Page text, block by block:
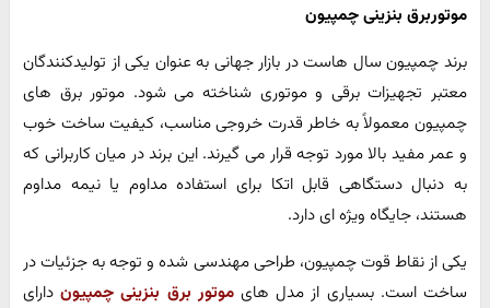
موتوربرق بنزینی چمپیون
برند چمپیون سال هاست در بازار جهانی به عنوان یکی از تولیدکنندگان
معتبر تجهیزات برقی و موتوری شناخته می شود. موتور برق های
چمپیون معمولاً به خاطر قدرت خروجی مناسب، کیفیت ساخت خوب
و عمر مفید بالا مورد توجه قرار می گیرند. این برند در میان کاربرانی که
به دنبال دستگاهی قابل اتکا برای استفاده مداوم یا نیمه مداوم
هستند، جایگاه ویژه ای دارد.
یکی از نقاط قوت چمپیون، طراحی مهندسی شده و توجه به جزئیات در
ساخت است. بسیاری از مدل هایموتور برق بنزینی چمپیوندارای